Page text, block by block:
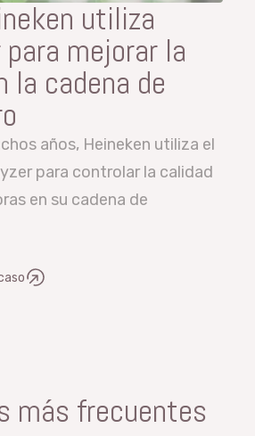
utiliza
mejorar la
la cadena de
años, Heineken utiliza el
para controlar la calidad
en su cadena de
más frecuentes